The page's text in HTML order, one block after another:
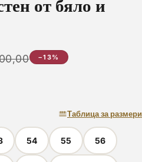
от бяло и
−13%
Таблица за размери
54 55 56